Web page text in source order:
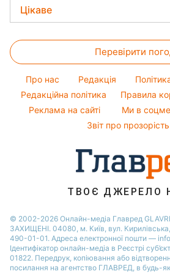
Настя Каменських
Віталій Козловський
Потап
Ціни на продукти
Гарний манікюр
Модні помилки
Поради від Андре Тана
Новини Харкова
Новини Полтави
Новини Сум
Новини Дніпра
Новини Черкаси
Новини Тернополя
Новини Житомира
Цікаве
Тести по картинці
Оптичні ілюзії
Народні прикмети
Усе про шоу-бізнес
Перевірити
Про нас Редакція
Редакційна політика
Правила
Реклама на сайті
Ми в
Звіт про
ТВОЄ ДЖЕРЕЛО
© 2002-2026 Онлайн-медіа Главред
ЗАХИЩЕНІ. 04080, м. Київ, вул.
490-01-01. Адреса електронної пошти —
Ідентифікатор онлайн-медіа в Реєстрі
01822. Передрук, копіювання або
посилання на агентство ГЛАВРЕД, в будь-